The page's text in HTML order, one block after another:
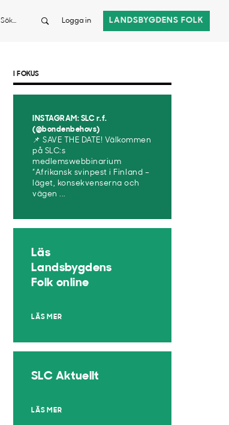
Sök Logga in LANDSBYGDENS FOLK
I FOKUS
INSTAGRAM: SLC r.f.
(@bondenbehovs)
📌 SAVE THE DATE! Välkommen
på SLC:s
medlemswebbinarium
”Afrikansk svinpest i Finland –
läget, konsekvenserna och
vägen ...
Läs
Landsbygdens
Folk online
LÄS MER
SLC Aktuellt
LÄS MER